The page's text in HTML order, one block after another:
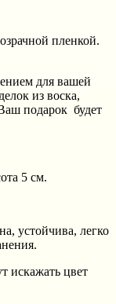
пленкой.
для вашей
из воска,
подарок будет
5 см.
устойчива, легко
искажать цвет